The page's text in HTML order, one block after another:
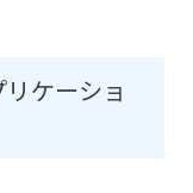
ケーショ